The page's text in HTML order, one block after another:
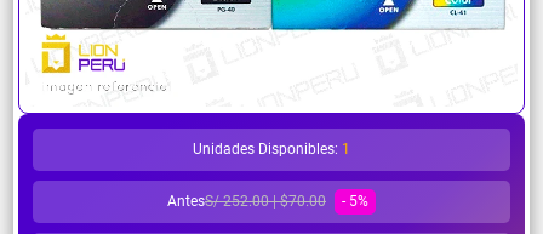
¿Necesitas ayuda?
Unidades Disponibles: 1
AntesS/ 252.00 | $70.00 - 5%